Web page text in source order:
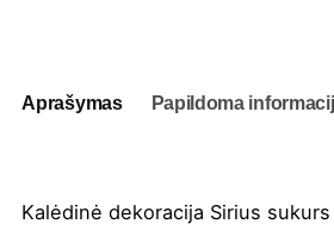
Aprašymas Papildoma
Kalėdinė dekoracija Sirius